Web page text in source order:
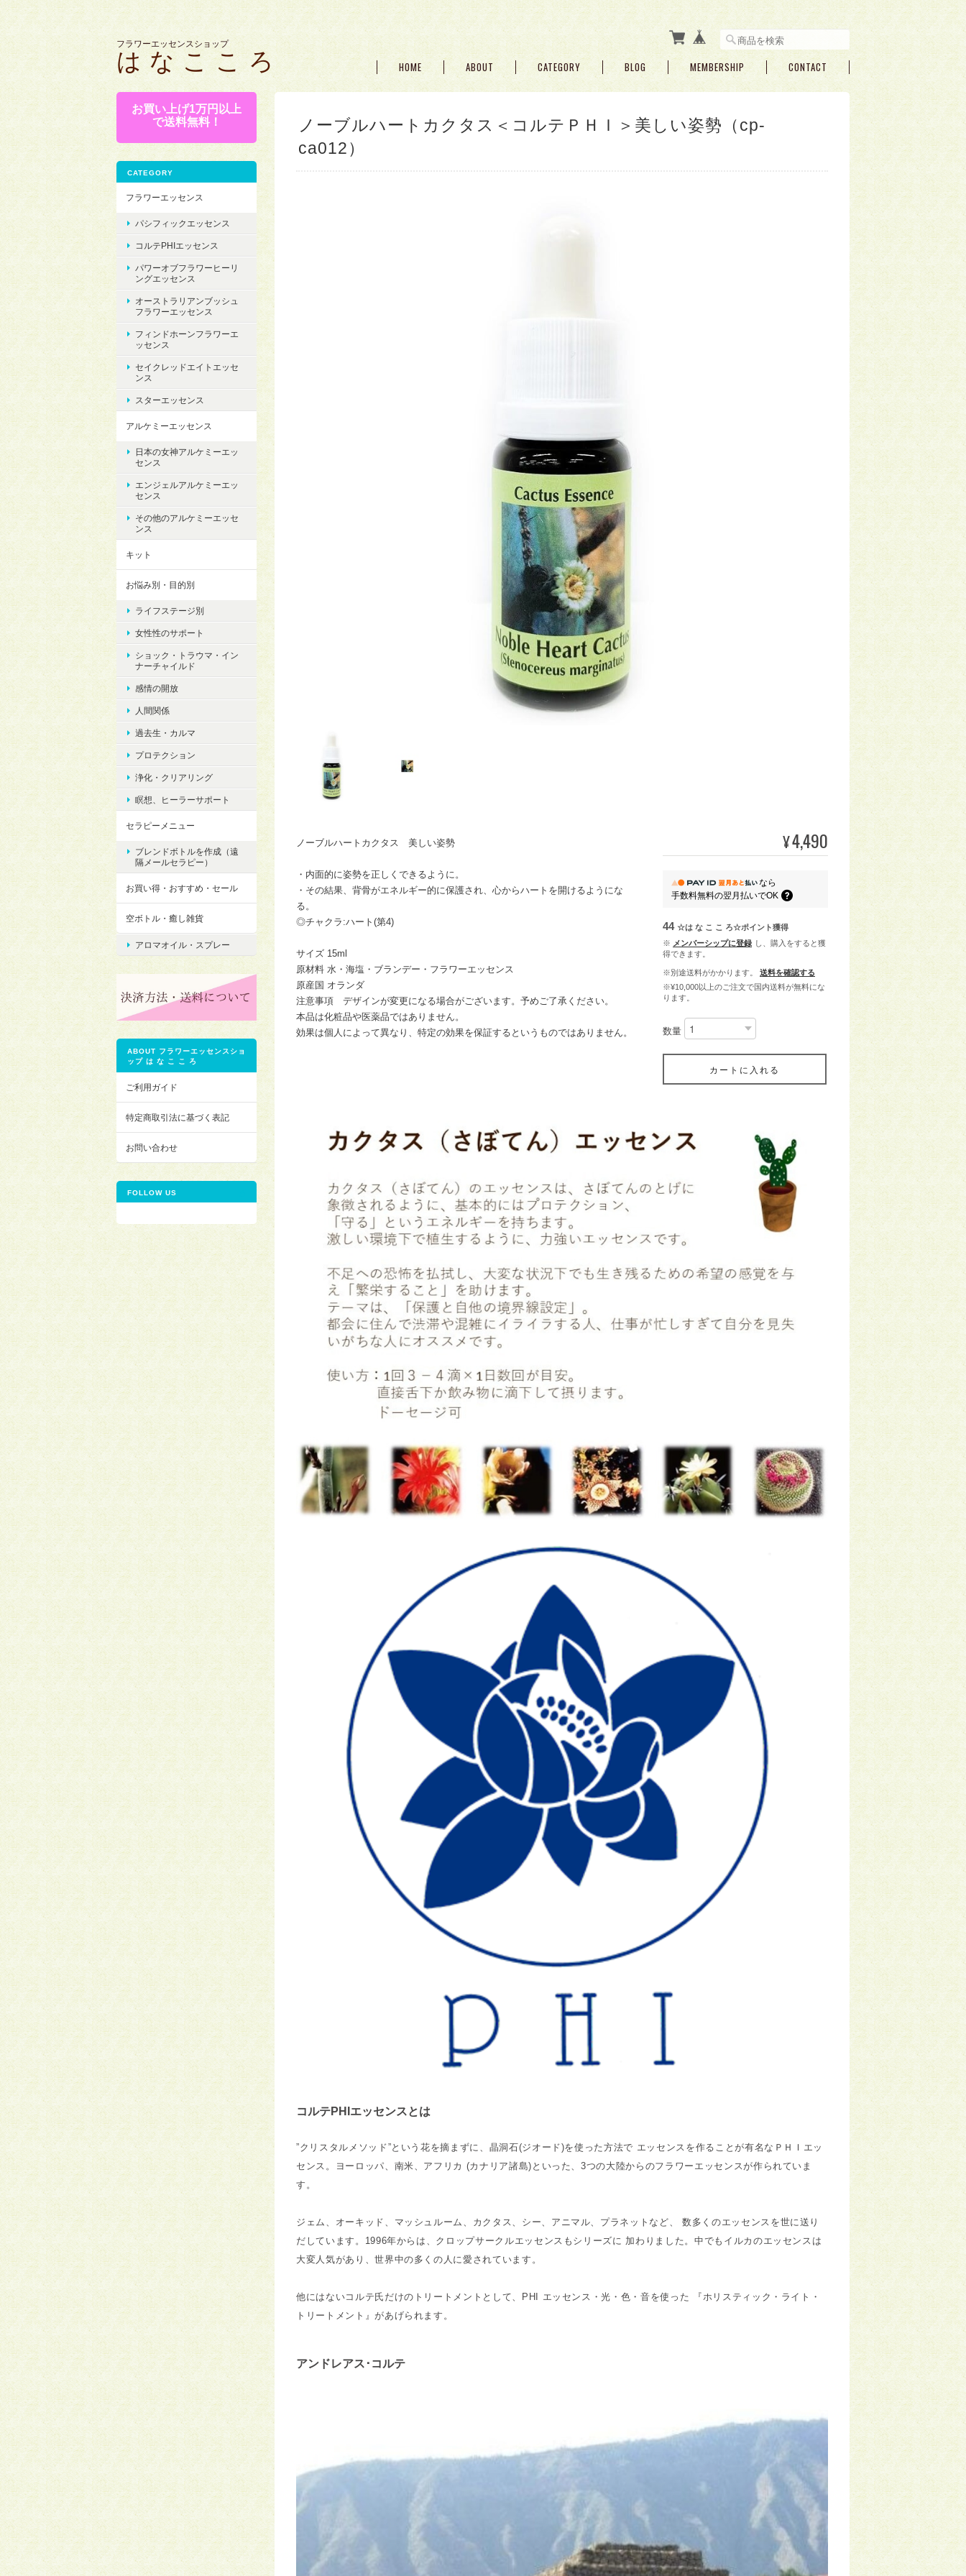
フラワーエッセンスショップ
は な こ こ ろ HOME ABOUT CATEGORY BLOG MEMBERSHIP CONTACT
ノーブルハートカクタス＜コルテＰＨＩ＞美しい姿勢（cp-
ca012）
ノーブルハートカクタス 美しい姿勢
・内面的に姿勢を正しくできるように。
・その結果、背骨がエネルギー的に保護され、心からハートを開けるようにな
る。
◎チャクラ:ハート(第4)
サイズ 15ml
原材料 水・海塩・ブランデー・フラワーエッセンス
原産国 オランダ
注意事項 デザインが変更になる場合がございます。予めご了承ください。
本品は化粧品や医薬品ではありません。
効果は個人によって異なり、特定の効果を保証するというものではありません。
¥4,490
なら
手数料無料の翌月払いでOK
44 ☆は な こ こ ろ☆ポイント獲得
※ メンバーシップに登録 し、購入をすると獲
得できます。
※別途送料がかかります。
送料を確認する
※¥10,000以上のご注文で国内送料が無料にな
ります。
数量
カートに入れる
コルテPHIエッセンスとは
”クリスタルメソッド”という花を摘まずに、晶洞石(ジオード)を使った方法で エッセンスを作ることが有名なＰＨＩエッ
センス。ヨーロッパ、南米、アフリカ (カナリア諸島)といった、3つの大陸からのフラワーエッセンスが作られていま
す。
ジェム、オーキッド、マッシュルーム、カクタス、シー、アニマル、プラネットなど、 数多くのエッセンスを世に送り
だしています。1996年からは、クロップサークルエッセンスもシリーズに 加わりました。中でもイルカのエッセンスは
大変人気があり、世界中の多くの人に愛されています。
他にはないコルテ氏だけのトリートメントとして、PHI エッセンス・光・色・音を使った 『ホリスティック・ライト・
トリートメント』があげられます。
アンドレアス･コルテ
お買い上げ1万円以上
で送料無料！
CATEGORY
フラワーエッセンス
パシフィックエッセンス
コルテPHIエッセンス
パワーオブフラワーヒーリ
ングエッセンス
オーストラリアンブッシュ
フラワーエッセンス
フィンドホーンフラワーエ
ッセンス
セイクレッドエイトエッセ
ンス
スターエッセンス
アルケミーエッセンス
日本の女神アルケミーエッ
センス
エンジェルアルケミーエッ
センス
その他のアルケミーエッセ
ンス
キット
お悩み別・目的別
ライフステージ別
女性性のサポート
ショック・トラウマ・イン
ナーチャイルド
感情の開放
人間関係
過去生・カルマ
プロテクション
浄化・クリアリング
瞑想、ヒーラーサポート
セラピーメニュー
ブレンドボトルを作成（遠
隔メールセラピー）
お買い得・おすすめ・セール
空ボトル・癒し雑貨
アロマオイル・スプレー
ABOUT フラワーエッセンスショ
ップ は な こ こ ろ
ご利用ガイド
特定商取引法に基づく表記
お問い合わせ
FOLLOW US